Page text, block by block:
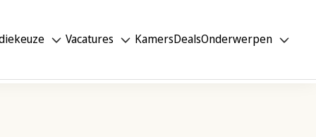
Vacatures KamersDealsOnderwerpen